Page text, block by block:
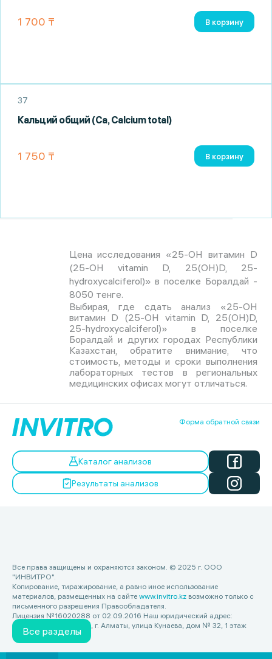
Все разделы
1 700 ₸ В корзину
37
Кальций общий (Ca, Calcium total)
1 750 ₸ В корзину
Цена исследования «25-OH витамин D
(25-OH vitamin D, 25(OH)D, 25-
hydroxycalciferol)» в поселке Боралдай -
8050 тенге.
Выбирая, где сдать анализ «25-OH
витамин D (25-OH vitamin D, 25(OH)D,
25-hydroxycalciferol)» в поселке
Боралдай и других городах Республики
Казахстан, обратите внимание, что
стоимость, методы и сроки выполнения
лабораторных тестов в региональных
медицинских офисах могут отличаться.
Форма обратной связи
Каталог анализов
Результаты анализов
Все права защищены и охраняются законом. © 2025 г. ООО
"ИНВИТРО".
Копирование, тиражирование, а равно иное использование
материалов, размещенных на сайте www.invitro.kz возможно только с
письменного разрешения Правообладателя.
Лицензия №16020288 от 02.09.2016 Наш юридический адрес:
Республика Казахстан, г. Алматы, улица Кунаева, дом № 32, 1 этаж